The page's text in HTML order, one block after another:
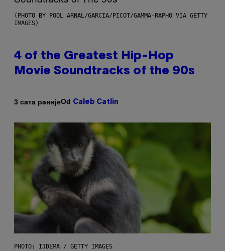
(PHOTO BY POOL ARNAL/GARCIA/PICOT/GAMMA-RAPHO VIA GETTY
IMAGES)
4 of the Greatest Hip-Hop
Movie Soundtracks of the 90s
3 сата ранијеOd Caleb Catlin
PHOTO: IJDEMA / GETTY IMAGES